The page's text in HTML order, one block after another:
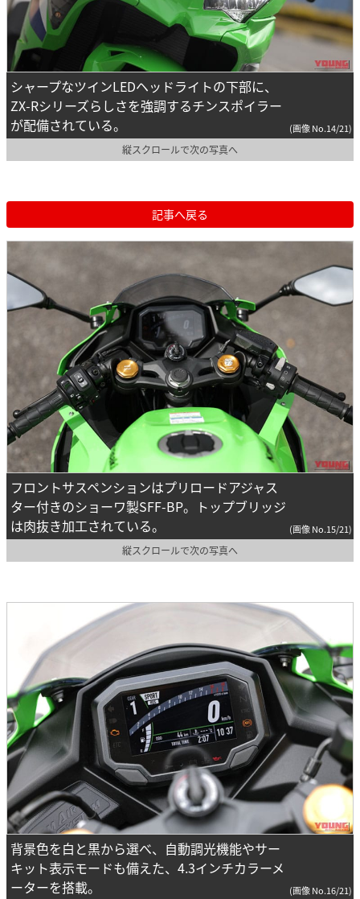
シャープなツインLEDヘッドライトの下部に、
ZX-Rシリーズらしさを強調するチンスポイラー
が配備されている。
(画像 No.14/21)
縦スクロールで次の写真へ
記事へ戻る
フロントサスペンションはプリロードアジャス
ター付きのショーワ製SFF-BP。トップブリッジ
は肉抜き加工されている。
(画像 No.15/21)
縦スクロールで次の写真へ
背景色を白と黒から選べ、自動調光機能やサー
キット表示モードも備えた、4.3インチカラーメ
ーターを搭載。
(画像 No.16/21)